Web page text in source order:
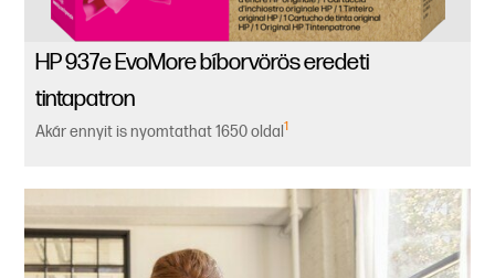
HP 937e EvoMore bíborvörös eredeti
tintapatron
Akár ennyit is nyomtathat 1650 oldal 1